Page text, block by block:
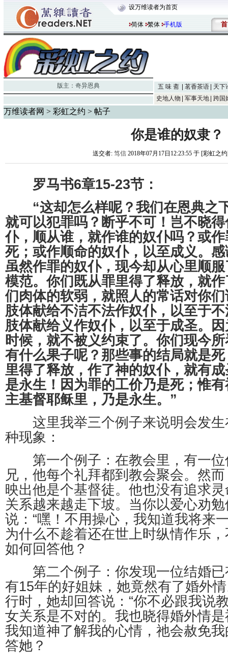
设万维读者为首页
简体 繁体 手机版 首
版主： 奇异恩典 五 味 斋 茗香茶语
天下
史地人物
军事天地 跨国
万维读者网 > 彩虹之约 > 帖子
你是谁的奴隶？
送交者: 笃信2018年07月17日12:23:55 于 [彩虹之
罗马书6章15-23节：
“这却怎么样呢？我们在恩典之
就可以犯罪吗？断乎不可！岂不晓
仆，顺从谁，就作谁的奴仆吗？或
死；或作顺命的奴仆，以至成义。
虽然作罪的奴仆，现今却从心里顺
模范。你们既从罪里得了释放，就
们肉体的软弱，就照人的常话对你
肢体献给不洁不法作奴仆，以至于
肢体献给义作奴仆，以至于成圣。
时候，就不被义约束了。你们现今
有什么果子呢？那些事的结局就是
里得了释放，作了神的奴仆，就有
是永生！因为罪的工价乃是死；惟
主基督耶稣里，乃是永生。”
这里我举三个例子来说明会发生
种现象：
第一个例子：在教会里，有一位
兄，他每个礼拜都到教会聚会。然
映出他是个基督徒。他也没有追求
关系越来越走下坡。当你以爱心劝
说：“嘿！不用操心，我知道我将来
为什么不趁着还在世上时纵情作乐
如何回答他？
第二个例子：你发现一位结婚已
有15年的好姐妹，她竟然有了婚外
行时，她却回答说：“你不必跟我说
女关系是不对的。我也晓得婚外情
我知道神了解我的心情，祂会赦免
答她？